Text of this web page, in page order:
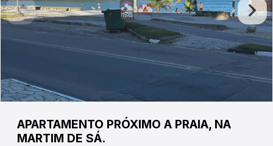
APARTAMENTO PRÓXIMO A PRAIA, NA
MARTIM DE SÁ.